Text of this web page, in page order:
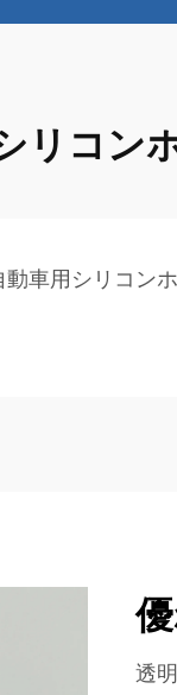
リコン
動車用シリコン
透